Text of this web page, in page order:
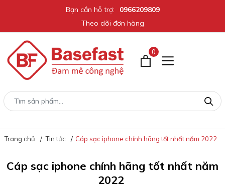
Bạn cần hỗ trợ:
0966209809
Theo dõi đơn hàng
0
Trang chủ Tin tức Cáp sạc iphone chính hãng tốt nhất năm 2022
Cáp sạc iphone chính hãng tốt nhất năm
2022